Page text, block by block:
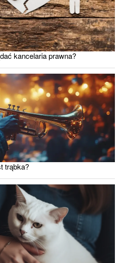
kancelaria prawna?
trąbka?